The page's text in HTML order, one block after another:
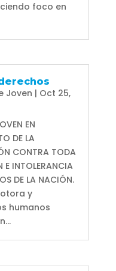
foco en
Joven | Oct 25,
EN
DE LA
CONTRA TODA
E INTOLERANCIA
DE LA NACIÓN.
y
humanos